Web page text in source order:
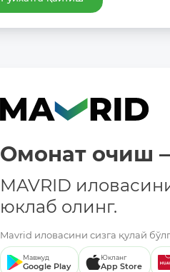
Омонат очиш
MAVRID
юклаб олинг.
Mavrid иловасини сизга қулай
Мавжуд
Google Play
Юкланг
App Store